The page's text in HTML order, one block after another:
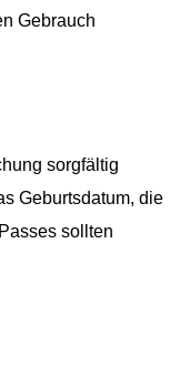
Gebrauch
sorgfältig
Geburtsdatum, die
sollten